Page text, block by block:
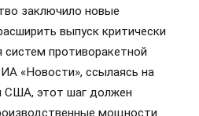
заключило новые
выпуск критически
противоракетной
«Новости», ссылаясь на
США, этот шаг должен
мощности